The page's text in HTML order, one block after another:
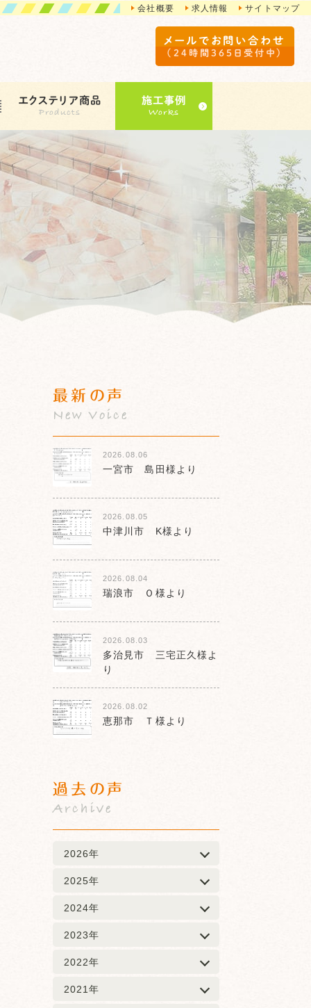
会社概要 求人情報 サイトマップ
メールでお問い合わせ
（24時間365日受付中）
エクステリア商品 施工事例
最新の声
New Voice
2026.08.06
一宮市 島田様より
2026.08.05
中津川市 K様より
2026.08.04
瑞浪市 Ｏ様より
2026.08.03
多治見市 三宅正久様よ
り
2026.08.02
恵那市 Ｔ様より
過去の声
Archive
2026年
2025年
2024年
2023年
2022年
2021年